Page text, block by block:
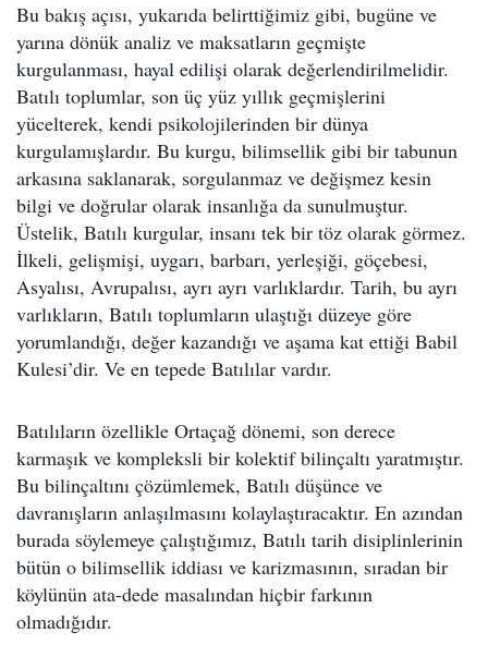
Bu bakış açısı, yukarıda belirttiğimiz gibi, bugüne ve
yarına dönük analiz ve maksatların geçmişte
kurgulanması, hayal edilişi olarak değerlendirilmelidir.
Batılı toplumlar, son üç yüz yıllık geçmişlerini
yücelterek, kendi psikolojilerinden bir dünya
kurgulamışlardır. Bu kurgu, bilimsellik gibi bir tabunun
arkasına saklanarak, sorgulanmaz ve değişmez kesin
bilgi ve doğrular olarak insanlığa da sunulmuştur.
Üstelik, Batılı kurgular, insanı tek bir töz olarak görmez.
İlkeli, gelişmişi, uygarı, barbarı, yerleşiği, göçebesi,
Asyalısı, Avrupalısı, ayrı ayrı varlıklardır. Tarih, bu ayrı
varlıkların, Batılı toplumların ulaştığı düzeye göre
yorumlandığı, değer kazandığı ve aşama kat ettiği Babil
Kulesi’dir. Ve en tepede Batılılar vardır.
Batılıların özellikle Ortaçağ dönemi, son derece
karmaşık ve kompleksli bir kolektif bilinçaltı yaratmıştır.
Bu bilinçaltını çözümlemek, Batılı düşünce ve
davranışların anlaşılmasını kolaylaştıracaktır. En azından
burada söylemeye çalıştığımız, Batılı tarih disiplinlerinin
bütün o bilimsellik iddiası ve karizmasının, sıradan bir
köylünün ata-dede masalından hiçbir farkının
olmadığıdır.